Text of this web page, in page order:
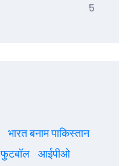
5
भारत बनाम पाकिस्तान
फुटबॉल
आईपीओ